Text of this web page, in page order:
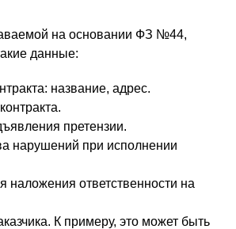
на основании ФЗ №44,
данные:
название, адрес.
претензии.
нарушений при исполнении
наложения ответственности на
К примеру, это может быть